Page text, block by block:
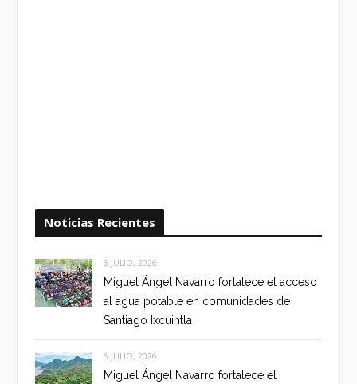
Noticias Recientes
6 JULIO, 2026
Miguel Ángel Navarro fortalece el acceso
al agua potable en comunidades de
Santiago Ixcuintla
6 JULIO, 2026
Miguel Ángel Navarro fortalece el